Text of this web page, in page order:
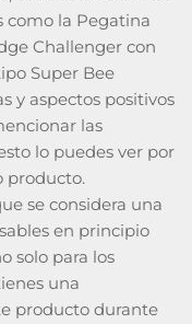
como la Pegatina
Challenger con
Super Bee
y aspectos positivos
las
lo puedes ver por
producto.
se considera una
en principio
solo para los
una
producto durante